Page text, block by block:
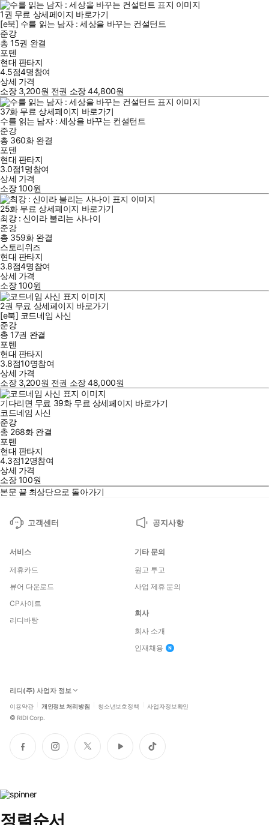
1권 무료 상세페이지 바로가기
[e북] 수를 읽는 남자 : 세상을 바꾸는 컨설턴트
준강
총 15권 완결
포텐
현대 판타지
4.5점4명참여
상세 가격
소장 3,200원 전권 소장44,800원
37화 무료 상세페이지 바로가기
수를 읽는 남자 : 세상을 바꾸는 컨설턴트
준강
총 360화 완결
포텐
현대 판타지
3.0점1명참여
상세 가격
소장100원
25화 무료 상세페이지 바로가기
최강 : 신이라 불리는 사나이
준강
총 359화 완결
스토리위즈
현대 판타지
3.8점4명참여
상세 가격
소장100원
2권 무료 상세페이지 바로가기
[e북] 코드네임 사신
준강
총 17권 완결
포텐
현대 판타지
3.8점10명참여
상세 가격
소장 3,200원 전권 소장48,000원
기다리면 무료 39화 무료 상세페이지 바로가기
코드네임 사신
준강
총 268화 완결
포텐
현대 판타지
4.3점12명참여
상세 가격
소장100원
본문 끝 최상단으로 돌아가기
고객센터 공지사항
서비스
제휴카드
뷰어 다운로드
CP사이트
리디바탕
기타 문의
원고 투고
사업 제휴 문의
회사
회사 소개
인재채용
리디(주) 사업자 정보
이용약관 개인정보 처리방침 청소년보호정책 사업자정보확인
© RIDI Corp.
페
이
인
스
트
위
유
튜
틱
톡
정렬순서